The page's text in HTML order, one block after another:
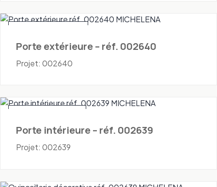
Porte extérieure – réf. 002640
Projet: 002640
Porte intérieure – réf. 002639
Projet: 002639